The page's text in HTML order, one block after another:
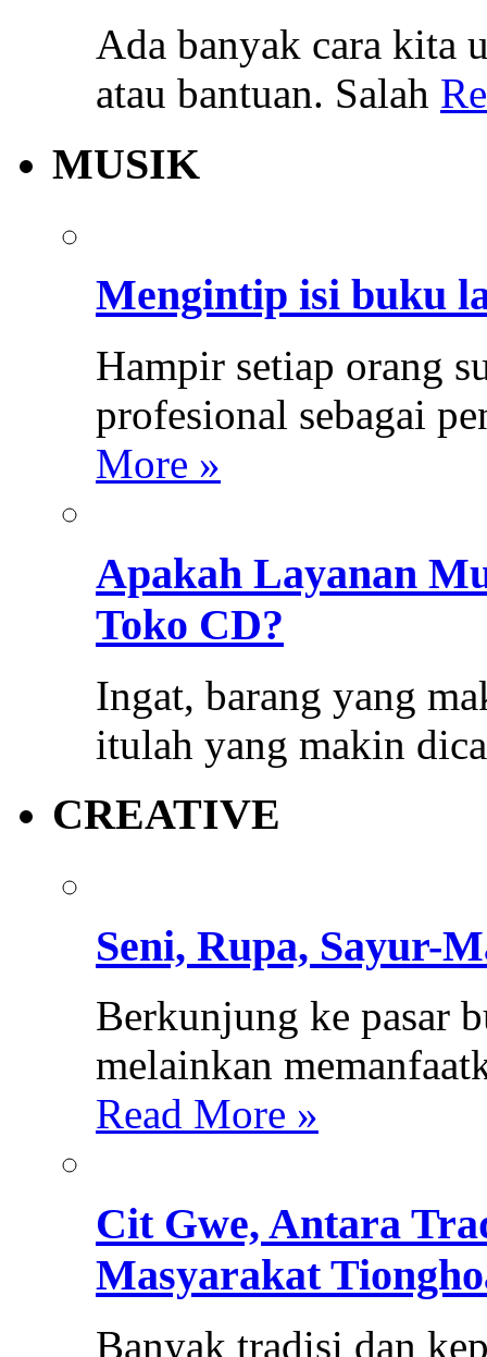
Ada banyak cara kita
atau bantuan. Salah
MUSIK
Mengintip isi buku
Hampir setiap orang
profesional sebagai
More »
Apakah Layanan
Toko CD?
Ingat, barang yang
itulah yang makin
CREATIVE
Seni, Rupa, Sayur-
Berkunjung ke pasar
melainkan
Read More »
Cit Gwe, Antara
Masyarakat
Banyak tradisi dan